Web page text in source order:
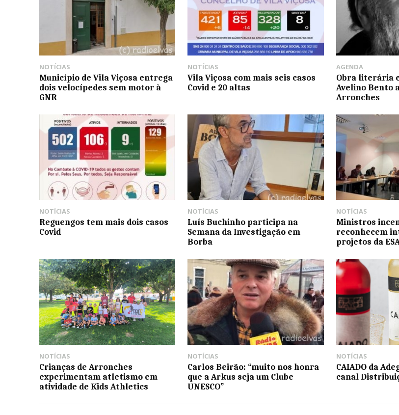
NOTÍCIAS
Município de Vila Viçosa entrega
dois velocípedes sem motor à
GNR
NOTÍCIAS
Vila Viçosa com mais seis casos
Covid e 20 altas
AGENDA
Obra literária
Avelino Bento
Arronches
NOTÍCIAS
Reguengos tem mais dois casos
Covid
NOTÍCIAS
Luís Buchinho participa na
Semana da Investigação em
Borba
NOTÍCIAS
Ministros
reconhecem
projetos da
NOTÍCIAS
Crianças de Arronches
experimentam atletismo em
atividade de Kids Athletics
NOTÍCIAS
Carlos Beirão: “muito nos honra
que a Arkus seja um Clube
UNESCO”
NOTÍCIAS
CAIADO da
canal